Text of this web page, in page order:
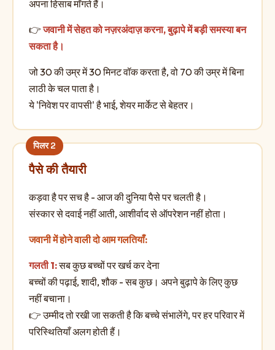
अपना हिसाब माँगते हैं।
👉जवानी में सेहत को नज़रअंदाज़ करना, बुढ़ापे में बड़ी समस्या बन
सकता है।
जो 30 की उम्र में 30 मिनट वॉक करता है, वो 70 की उम्र में बिना
लाठी के चल पाता है।
ये 'निवेश पर वापसी' है भाई, शेयर मार्केट से बेहतर।
पैसे की तैयारी
कड़वा है पर सच है - आज की दुनिया पैसे पर चलती है।
संस्कार से दवाई नहीं आती, आशीर्वाद से ऑपरेशन नहीं होता।
जवानी में होने वाली दो आम गलतियाँ:
गलती 1:सब कुछ बच्चों पर खर्च कर देना
बच्चों की पढ़ाई, शादी, शौक - सब कुछ। अपने बुढ़ापे के लिए कुछ
नहीं बचाना।
👉 उम्मीद तो रखी जा सकती है कि बच्चे संभालेंगे, पर हर परिवार में
परिस्थितियाँ अलग होती हैं।